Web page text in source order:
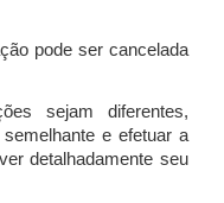
pode ser cancelada
sejam diferentes,
e efetuar a
detalhadamente seu